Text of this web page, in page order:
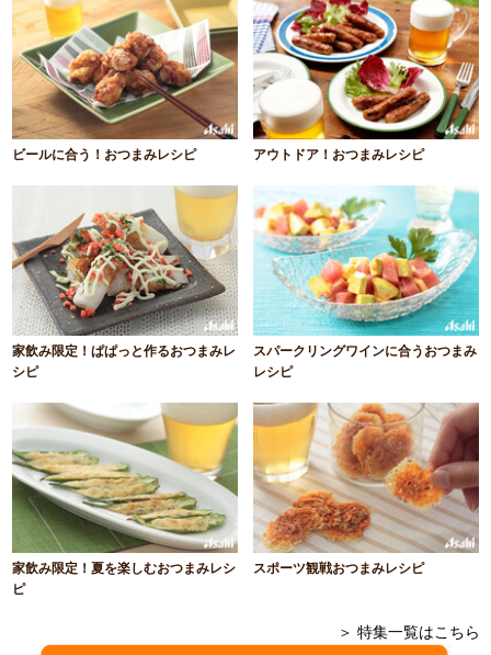
ビールに合う！おつまみレシピ アウトドア！おつまみレシピ
家飲み限定！ぱぱっと作るおつまみレ
シピ
スパークリングワインに合うおつまみ
レシピ
家飲み限定！夏を楽しむおつまみレシ
ピ
スポーツ観戦おつまみレシピ
＞ 特集一覧はこちら